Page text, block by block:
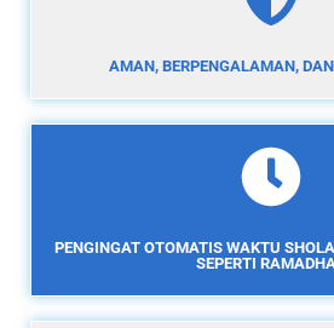
AMAN, BERPENGALAMAN,
PENGINGAT OTOMATIS WAKTU
SEPERTI